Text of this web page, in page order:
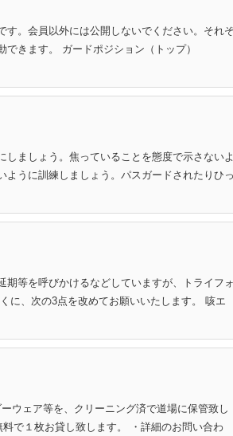
す。会員以外には公開しないでください。それ
きます。 ガードポジション（トップ）
ましょう。焦っていることを態度で示さないよ
うに訓練しましょう。パスガードされたりひっ
等を呼びかけるなどしていますが、トライフォ
に、次の3点を改めてお願いいたします。 咳エ
ウェア等を、クリーニング済で道場に保管致し
で１枚お貸し致します。 ・詳細のお問い合わ